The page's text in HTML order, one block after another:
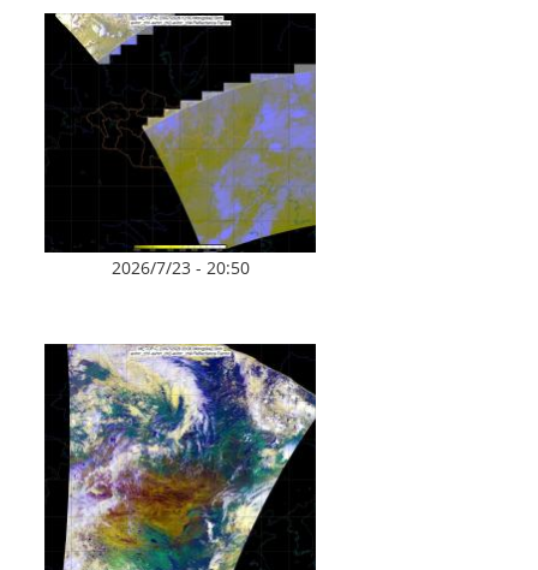
2026/7/23 - 20:50